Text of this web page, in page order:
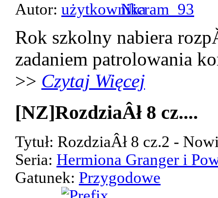
Autor: Nicram_93
Rok szkolny nabiera
zadaniem patrolowania
>> Czytaj Więcej
[NZ]RozdziaÂł 8 cz....
Tytuł: RozdziaÂł 8 cz.2 -
Seria: Hermiona Granger i
Gatunek: Przygodowe